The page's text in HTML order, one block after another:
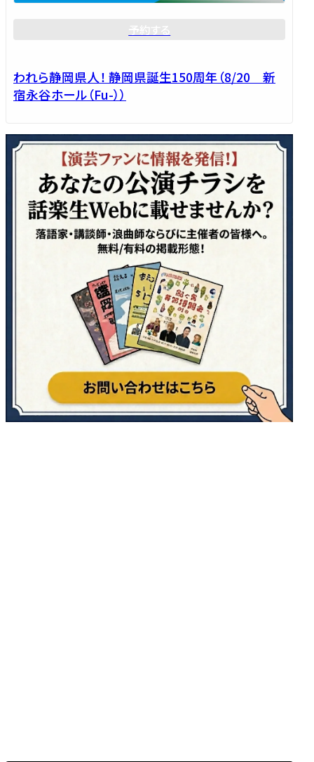
われら静岡県人！ 静岡県誕生150周年（8/20 新
宿永谷ホール（Fu-））